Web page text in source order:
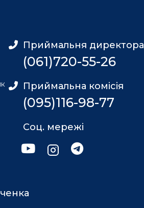
Приймальня директора
(061)720-55-26
Приймальна комісія
(095)116-98-77
Соц. мережі